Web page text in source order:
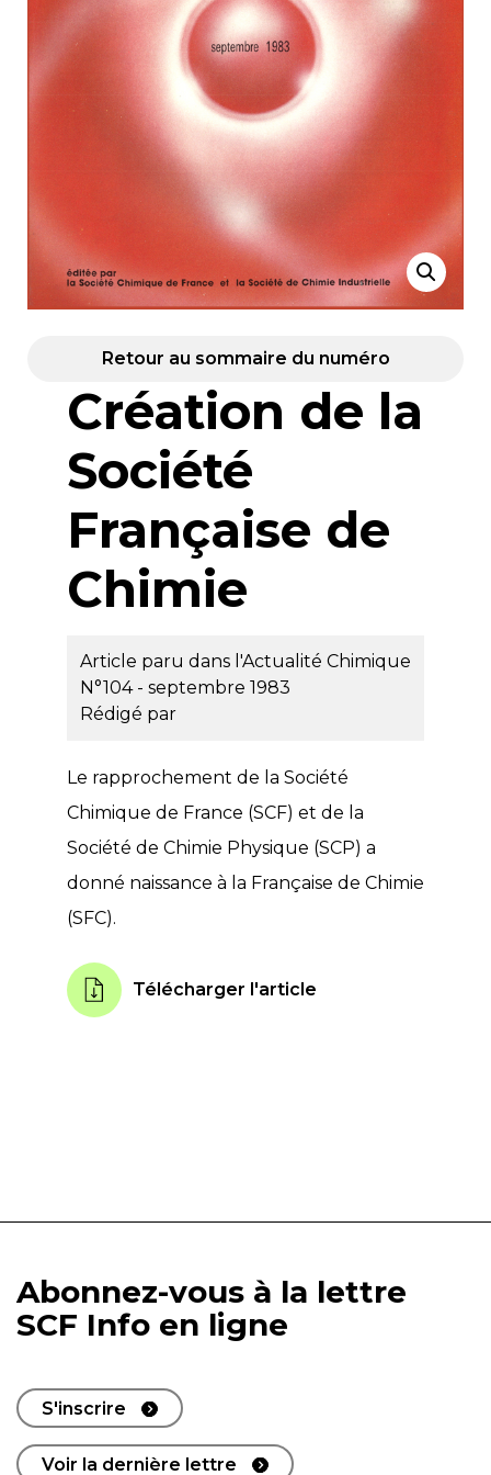
Retour au sommaire du numéro
Création de la
Société
Française de
Chimie
Article paru dans l'Actualité Chimique
N°104 - septembre 1983
Rédigé par
Le rapprochement de la Société
Chimique de France (SCF) et de la
Société de Chimie Physique (SCP) a
donné naissance à la Française de Chimie
(SFC).
Télécharger l'article
Abonnez-vous à la lettre
SCF Info en ligne
S'inscrire
Voir la dernière lettre